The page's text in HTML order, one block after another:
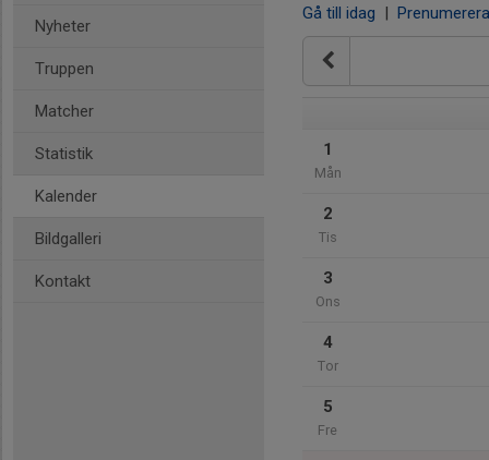
Nyheter
Truppen
Matcher
Statistik
Kalender
Bildgalleri
Kontakt
Gå till idag | Prenumerera
1
Mån
2
Tis
3
Ons
4
Tor
5
Fre